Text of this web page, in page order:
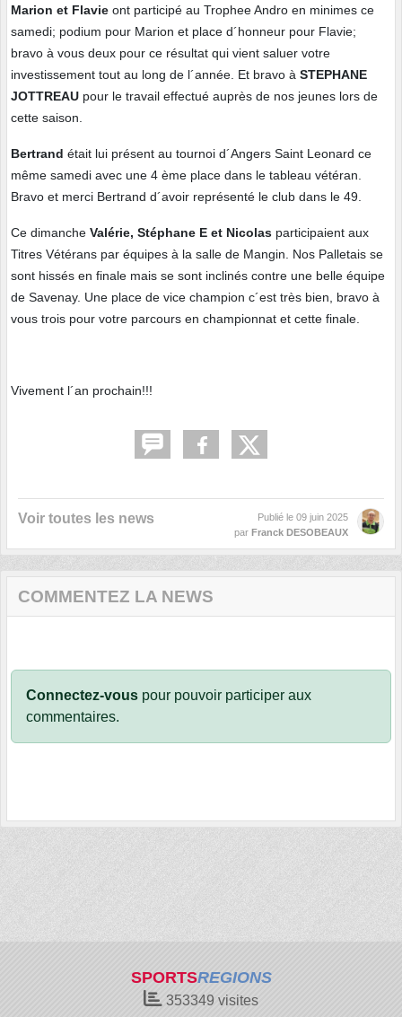
Marion et Flavie ont participé au Trophee Andro en minimes ce
samedi; podium pour Marion et place d´honneur pour Flavie;
bravo à vous deux pour ce résultat qui vient saluer votre
investissement tout au long de l´année. Et bravo à STEPHANE
JOTTREAU pour le travail effectué auprès de nos jeunes lors de
cette saison.
Bertrand était lui présent au tournoi d´Angers Saint Leonard ce
même samedi avec une 4 ème place dans le tableau vétéran.
Bravo et merci Bertrand d´avoir représenté le club dans le 49.
Ce dimanche Valérie, Stéphane E et Nicolas participaient aux
Titres Vétérans par équipes à la salle de Mangin. Nos Palletais se
sont hissés en finale mais se sont inclinés contre une belle équipe
de Savenay. Une place de vice champion c´est très bien, bravo à
vous trois pour votre parcours en championnat et cette finale.
Vivement l´an prochain!!!
Voir toutes les news Publié le 09 juin 2025
par Franck DESOBEAUX
COMMENTEZ LA NEWS
Connectez-vous pour pouvoir participer aux
commentaires.
SPORTSREGIONS
353349 visites